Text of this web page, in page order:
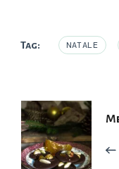
Tag: NATALE
articoli